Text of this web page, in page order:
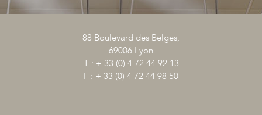
88 Boulevard des Belges,
69006 Lyon
T : + 33 (0) 4 72 44 92 13
F : + 33 (0) 4 72 44 98 50